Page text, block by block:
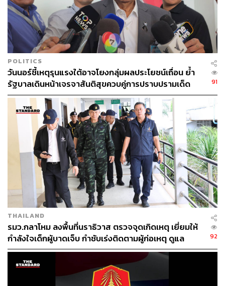
POLITICS
วันนอร์ชี้เหตุรุนแรงใต้อาจโยงกลุ่มผลประโยชน์เถื่อน ย้ำ
รัฐบาลเดินหน้าเจรจาสันติสุขควบคู่การปราบปรามเด็ด
ขาด
91
THAILAND
รมว.กลาโหม ลงพื้นที่นราธิวาส ตรวจจุดเกิดเหตุ เยี่ยมให้
กำลังใจเด็กผู้บาดเจ็บ กำชับเร่งติดตามผู้ก่อเหตุ ดูแล
เยียวยากำลังพลกำลังความสามารถ
92